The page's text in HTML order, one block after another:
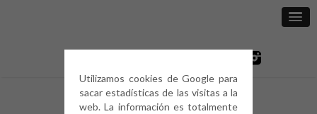
Utilizamos cookies de Google para
sacar estadísticas de las visitas a la
web. La información es totalmente